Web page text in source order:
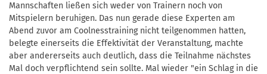
Mannschaften ließen sich weder von Trainern noch von
Mitspielern beruhigen. Das nun gerade diese Experten am
Abend zuvor am Coolnesstraining nicht teilgenommen hatten,
belegte einerseits die Effektivität der Veranstaltung, machte
aber andererseits auch deutlich, dass die Teilnahme nächstes
Mal doch verpflichtend sein sollte. Mal wieder "ein Schlag in die